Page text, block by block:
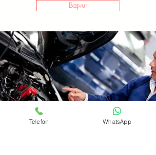
Başvur
Telefon WhatsApp